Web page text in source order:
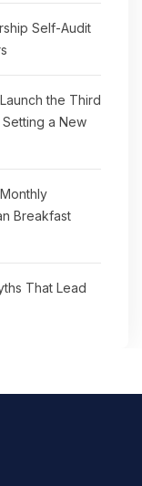
Self-Audit
the Third
a New
Breakfast
That Lead